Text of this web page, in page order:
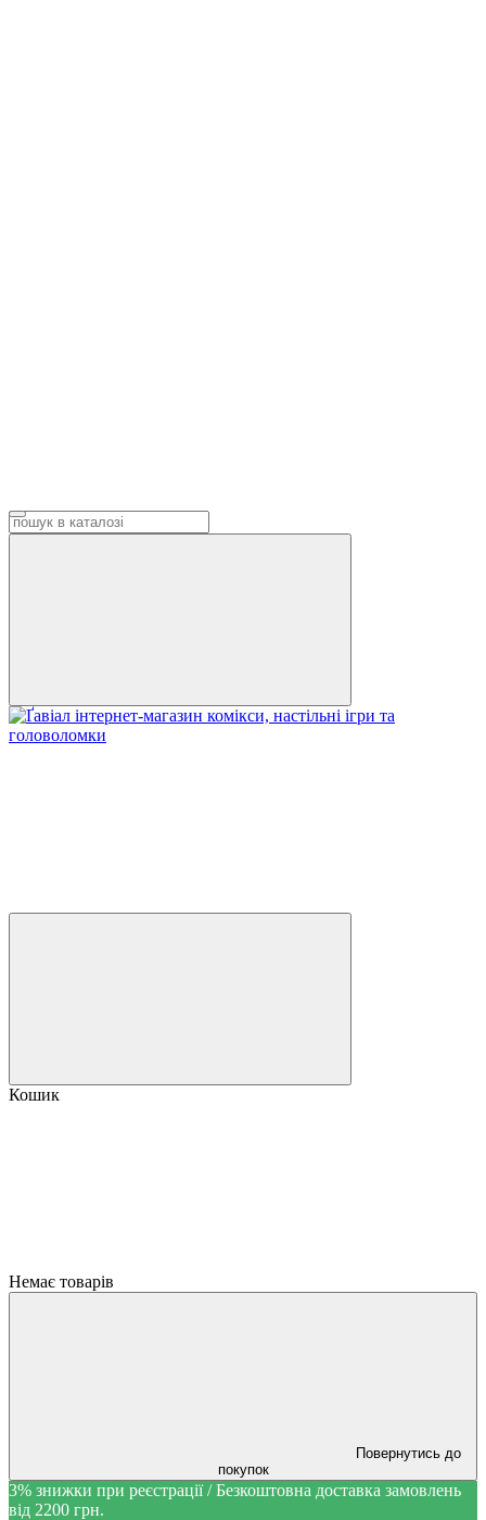
Кошик
Немає товарів
Повернутись до
покупок
3% знижки при реєстрації / Безкоштовна доставка замовлень
від 2200 грн.